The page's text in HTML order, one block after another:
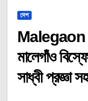
দেশ
মালেগাঁও
সাধ্বী প্রজ্ঞা